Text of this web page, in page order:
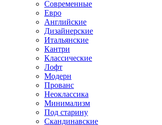
Современные
Евро
Английские
Дизайнерские
Итальянские
Кантри
Классические
Лофт
Модерн
Прованс
Неоклассика
Минимализм
Под старину
Скандинавские